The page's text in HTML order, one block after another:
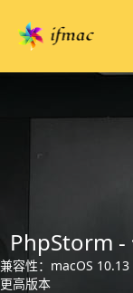
PhpStorm -
兼容性：macOS 10.13
更高版本